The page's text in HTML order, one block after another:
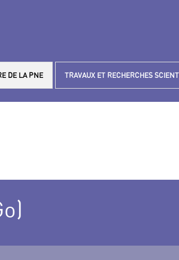
DE LA PNE TRAVAUX ET RECHERCHES